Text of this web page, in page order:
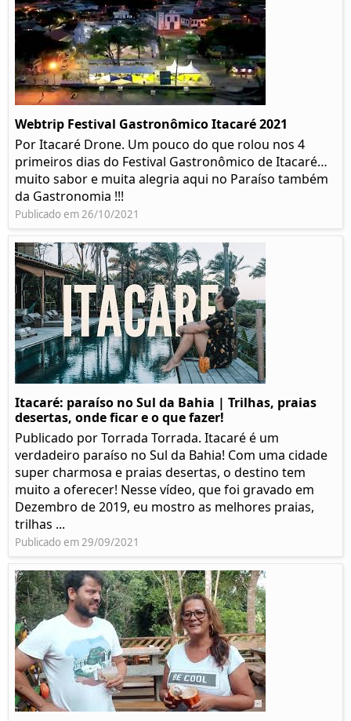
Webtrip Festival Gastronômico Itacaré 2021
Por Itacaré Drone. Um pouco do que rolou nos 4
primeiros dias do Festival Gastronômico de Itacaré…
muito sabor e muita alegria aqui no Paraíso também
da Gastronomia !!!
Publicado em 26/10/2021
Itacaré: paraíso no Sul da Bahia | Trilhas, praias
desertas, onde ficar e o que fazer!
Publicado por Torrada Torrada. Itacaré é um
verdadeiro paraíso no Sul da Bahia! Com uma cidade
super charmosa e praias desertas, o destino tem
muito a oferecer! Nesse vídeo, que foi gravado em
Dezembro de 2019, eu mostro as melhores praias,
trilhas ...
Publicado em 29/09/2021